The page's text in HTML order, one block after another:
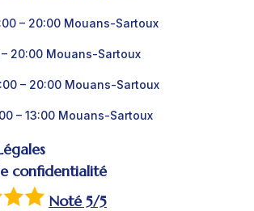
– 20:00 Mouans-Sartoux
20:00 Mouans-Sartoux
– 20:00 Mouans-Sartoux
– 13:00 Mouans-Sartoux
confidentialité
Noté 5/5